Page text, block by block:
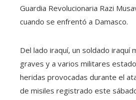
Guardia Revolucionaria Razi
cuando se enfrentó a Damasco.
Del lado iraquí, un soldado iraquí
graves y a varios militares
heridas provocadas durante el
de misiles registrado este